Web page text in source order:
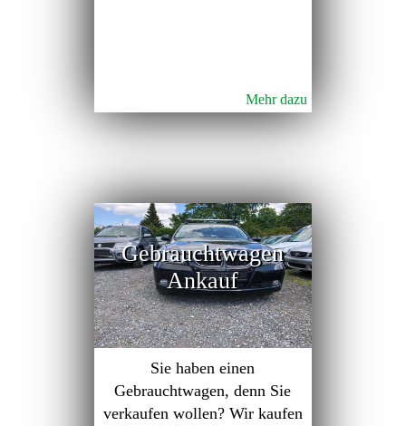
Mehr dazu
Gebrauchtwagen
Ankauf
Sie haben einen
Gebrauchtwagen, denn Sie
verkaufen wollen? Wir kaufen